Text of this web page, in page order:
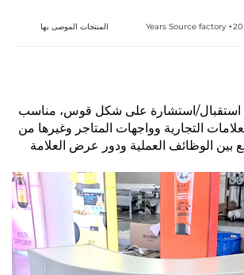
20+ المنتجات الموصى بها
استقبال/استشارة على شكل قوس، مناسب
التجارية وواجهات المتاجر وغيرها من
بين الوظائف العملية ودور عرض العلامة